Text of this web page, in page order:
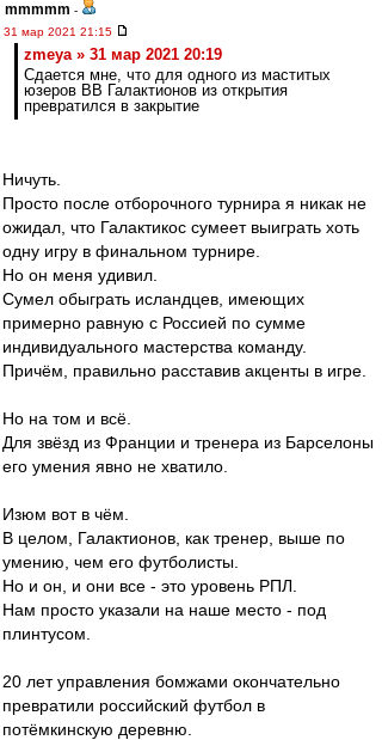
mmmmm -
31 мар 2021 21:15
zmeya » 31 мар 2021 20:19
Сдается мне, что для одного из маститых
юзеров ВВ Галактионов из открытия
превратился в закрытие
Ничуть.
Просто после отборочного турнира я никак не
ожидал, что Галактикос сумеет выиграть хоть
одну игру в финальном турнире.
Но он меня удивил.
Сумел обыграть исландцев, имеющих
примерно равную с Россией по сумме
индивидуального мастерства команду.
Причём, правильно расставив акценты в игре.
Но на том и всё.
Для звёзд из Франции и тренера из Барселоны
его умения явно не хватило.
Изюм вот в чём.
В целом, Галактионов, как тренер, выше по
умению, чем его футболисты.
Но и он, и они все - это уровень РПЛ.
Нам просто указали на наше место - под
плинтусом.
20 лет управления бомжами окончательно
превратили российский футбол в
потёмкинскую деревню.